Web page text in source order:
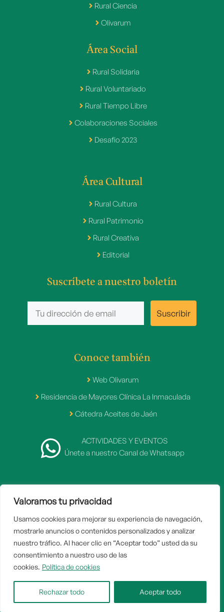
Valoramos tu privacidad
Usamos cookies para mejorar su experiencia de navegación,
mostrarle anuncios o contenidos personalizados y analizar
nuestro tráfico. Al hacer clic en “Aceptar todo” usted da su
consentimiento a nuestro uso de las
cookies. Política de cookies
Rechazar todo Aceptar todo
Rural Ciencia
Olivarum
Área Social
Rural Solidaria
Rural Voluntariado
Rural Tiempo Libre
Colaboraciones Sociales
Desafio 2023
Área Cultural
Rural Cultura
Rural Patrimonio
Rural Creativa
Editorial
Suscríbete a nuestro boletín
Conoce también
Web Olivarum
Residencia de Mayores Clínica La Inmaculada
Cátedra Aceites de Jaén
ACTIVIDADES Y EVENTOS
Únete a nuestro Canal de Whatsapp
2007 - 2026 © Fundación Caja Rural de Jaén
Inicio
Aviso legal
Politica de privacidad